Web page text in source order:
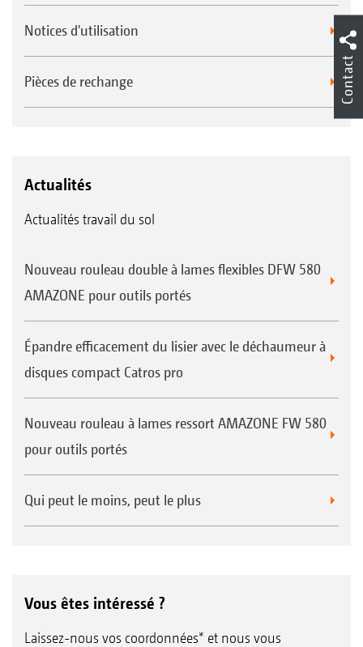
Notices d'utilisation
Pièces de rechange
Actualités
Actualités travail du sol
Nouveau rouleau double à lames flexibles DFW 580
AMAZONE pour outils portés
Épandre efficacement du lisier avec le déchaumeur à
disques compact Catros pro
Nouveau rouleau à lames ressort AMAZONE FW 580
pour outils portés
Qui peut le moins, peut le plus
Vous êtes intéressé ?
Laissez-nous vos coordonnées* et nous vous
Contact